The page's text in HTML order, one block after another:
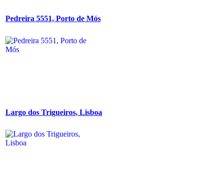
Pedreira 5551, Porto de Mós
Largo dos Trigueiros, Lisboa